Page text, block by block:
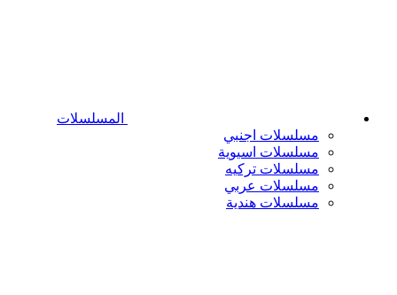
المسلسلات
مسلسلات اجنبي
مسلسلات اسيوية
مسلسلات تركيه
مسلسلات عربي
مسلسلات هندية